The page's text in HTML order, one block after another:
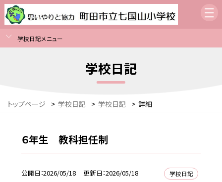
学校日記メニュー
学校日記
トップページ > 学校日記 > 学校日記 > 詳細
６年生 教科担任制
公開日 2026/05/18 更新日 2026/05/18 学校日記